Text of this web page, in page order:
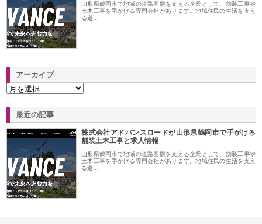
山形県鶴岡市で地域の道路基盤を支える企業として、舗装工事や
土木工事を手がける専門会社があります。地域住民の生活を支え
る道…
アーカイブ
最近の記事
株式会社アドバンスロードが山形県鶴岡市で手がける
舗装土木工事と求人情報
山形県鶴岡市で地域の道路基盤を支える企業として、舗装工事や
土木工事を手がける専門会社があります。地域住民の生活を支え
る道…